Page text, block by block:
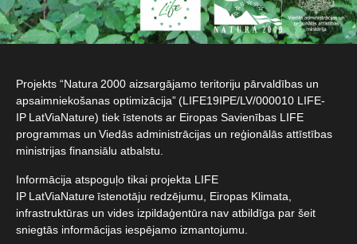
Projekts “Natura 2000 aizsargājamo teritoriju pārvaldības un
apsaimniekošanas optimizācija” (LIFE19IPE/LV/000010 LIFE-
IP LatViaNature) tiek īstenots ar Eiropas Savienības LIFE
programmas un Viedās administrācijas un reģionālās attīstības
ministrijas finansiālu atbalstu.​
Informācija atspoguļo tikai projekta LIFE
IP LatViaNature īstenotāju redzējumu, Eiropas Klimata,
infrastruktūras un vides izpildaģentūra nav atbildīga par šeit
sniegtās informācijas iespējamo izmantojumu.​